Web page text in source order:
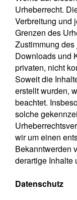
Urheberrecht.
Verbreitung und
Grenzen des
Zustimmung
Downloads und
privaten, nicht
Soweit die
erstellt wurden,
beachtet.
solche
wir um einen
Bekanntwerden
derartige Inhalte
Datenschutz